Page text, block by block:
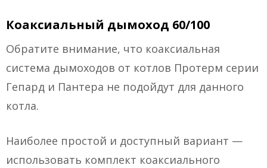
Коаксиальный дымоход 60/100
Обратите внимание, что коаксиальная
система дымоходов от котлов Протерм серии
Гепард и Пантера не подойдут для данного
котла.
Наиболее простой и доступный вариант —
использовать комплект коаксиального